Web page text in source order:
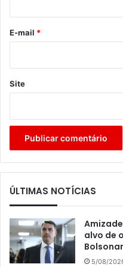
*
E-mail *
Site
ÚLTIMAS NOTÍCIAS
alvo de
5/08/